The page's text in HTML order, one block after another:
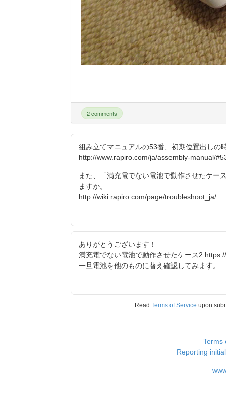
2 comments
組み立てマニュアルの53番、初期位置出しの
http://www.rapiro.com/ja/assembly-manual/
また、「満充電でない電池で動作させたケー
ますか。
http://wiki.rapiro.com/page/troubleshoot_ja/
ありがとうございます！
満充電でない電池で動作させたケース
一旦電池を他のものに替え確認してみます。
Read Terms of Service upon
Terms
Reporting